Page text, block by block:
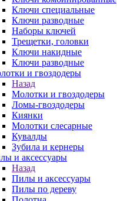
Ключи специальные
Ключи разводные
Наборы ключей
Трещетки, головки
Ключи накидные
Ключи разводные
и гвоздодеры
Назад
Молотки и гвоздодеры
Ломы-гвоздодеры
Киянки
Молотки слесарные
Кувалды
Зубила и кернеры
и аксессуары
Назад
Пилы и аксессуары
Пилы по дереву